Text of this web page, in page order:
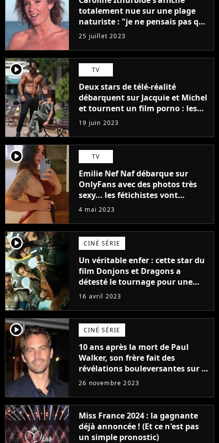
totalement nue sur une plage
naturiste : "je ne pensais pas que
j'arriverais à le faire..."
25 juillet 2023
player2 TV
Deux stars de télé-réalité
débarquent sur Jacquie et Michel
et tournent un film porno : les
premières images du tournage
(exclu)
19 juin 2023
player2 TV
Emilie Nef Naf débarque sur
OnlyFans avec des photos très
sexy... les fétichistes vont
prendre leur pied !
4 mai 2023
player2 CINÉ SÉRIE
Un véritable enfer : cette star du
film Donjons et Dragons a
détesté le tournage pour une
raison très spéciale
16 avril 2023
player2 CINÉ SÉRIE
10 ans après la mort de Paul
Walker, son frère fait des
révélations bouleversantes sur la
réaction des acteurs de Fast and
26 novembre 2023
Miss France 2024 : la gagnante
déjà annoncée ! (Et ce n'est pas
un simple pronostic)